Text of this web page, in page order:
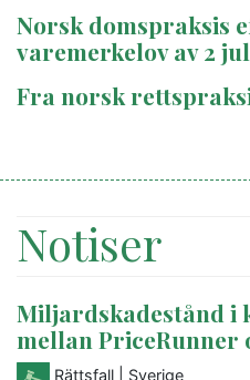
Norsk domspraksis
varemerkelov av 2
Fra norsk
Notiser
Miljardskadestånd i
mellan PriceRunner
Rättsfall | Sverige